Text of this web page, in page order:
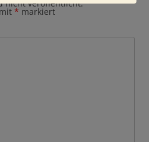
nicht veröffentlicht.
* markiert